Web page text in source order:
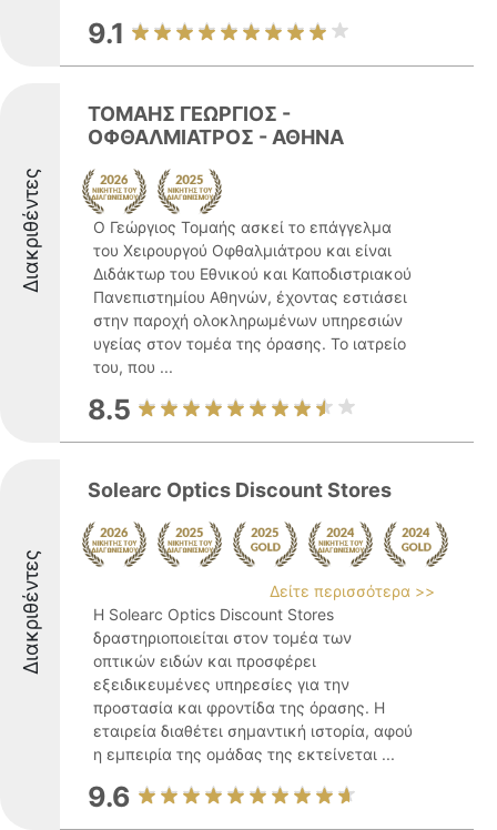
9.1
Διακριθέντες
ΤΟΜΑΗΣ ΓΕΩΡΓΙΟΣ -
ΟΦΘΑΛΜΙΑΤΡΟΣ - ΑΘΗΝΑ
Ο Γεώργιος Τομαής ασκεί το επάγγελμα
του Χειρουργού Οφθαλμιάτρου και είναι
Διδάκτωρ του Εθνικού και Καποδιστριακού
Πανεπιστημίου Αθηνών, έχοντας εστιάσει
στην παροχή ολοκληρωμένων υπηρεσιών
υγείας στον τομέα της όρασης. Το ιατρείο
του, που ...
8.5
Διακριθέντες
Solearc Optics Discount Stores
Δείτε περισσότερα >>
Η Solearc Optics Discount Stores
δραστηριοποιείται στον τομέα των
οπτικών ειδών και προσφέρει
εξειδικευμένες υπηρεσίες για την
προστασία και φροντίδα της όρασης. Η
εταιρεία διαθέτει σημαντική ιστορία, αφού
η εμπειρία της ομάδας της εκτείνεται ...
9.6